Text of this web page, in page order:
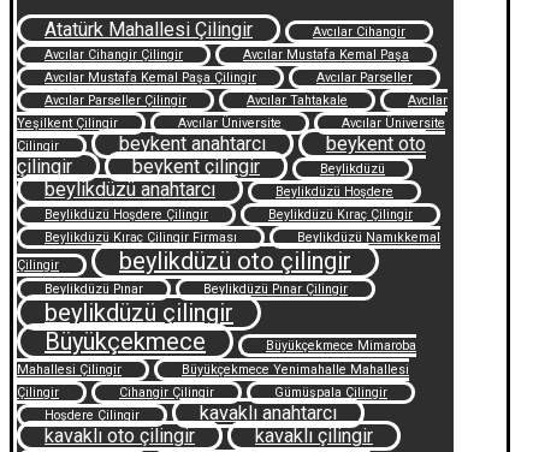
Atatürk Mahallesi Çilingir
Avcılar Cihangir
Avcılar Cihangir Çilingir
Avcılar Mustafa Kemal Paşa
Avcılar Mustafa Kemal Paşa Çilingir
Avcılar Parseller
Avcılar Parseller Çilingir
Avcılar Tahtakale
Avcılar
Yeşilkent Çilingir
Avcılar Üniversite
Avcılar Üniversite
Çilingir
beykent anahtarcı
beykent oto
çilingir
beykent çilingir Beylikdüzü
beylikdüzü anahtarcı
Beylikdüzü Hoşdere
Beylikdüzü Hoşdere Çilingir
Beylikdüzü Kıraç Çilingir
Beylikdüzü Kıraç Çilingir Firması
Beylikdüzü Namıkkemal
Çilingir
beylikdüzü oto çilingir
Beylikdüzü Pınar Beylikdüzü Pınar Çilingir
beylikdüzü çilingir
Büyükçekmece
Büyükçekmece Mimaroba
Mahallesi Çilingir
Büyükçekmece Yenimahalle Mahallesi
Çilingir
Cihangir Çilingir
Gümüşpala Çilingir
Hoşdere Çilingir
kavaklı anahtarcı
kavaklı oto çilingir
kavaklı çilingir